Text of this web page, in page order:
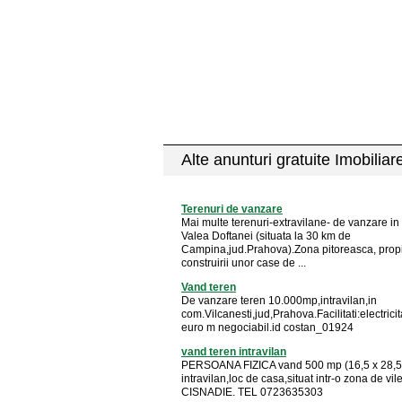
Alte anunturi gratuite
Terenuri de vanzare
Mai multe terenuri-extravilane- de vanzare
Valea Doftanei (situata la 30 km de
Campina,jud.Prahova).Zona pitoreasca,
construirii unor case de ...
Vand teren
De vanzare teren 10.000mp,intravilan,in
euro m negociabil.id costan_01924
vand teren intravilan
PERSOANA FIZICA vand 500 mp (16,5 x
intravilan,loc de casa,situat intr-o zona de
CISNADIE. TEL 0723635303